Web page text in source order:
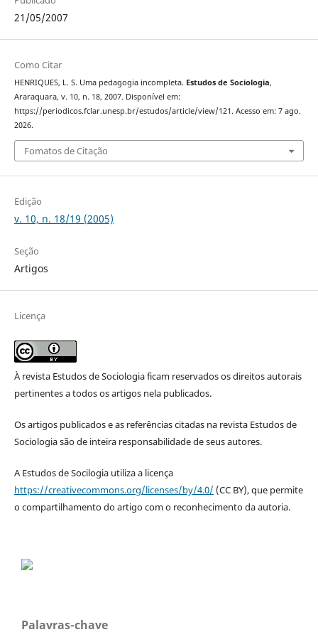
21/05/2007
Como Citar
HENRIQUES, L. S. Uma pedagogia incompleta. Estudos de Sociologia,
Araraquara, v. 10, n. 18, 2007. Disponível em:
https://periodicos.fclar.unesp.br/estudos/article/view/121. Acesso em: 7 ago.
2026.
Fomatos de Citação
Edição
v. 10, n. 18/19 (2005)
Seção
Artigos
Licença
À revista Estudos de Sociologia ficam reservados os direitos autorais
pertinentes a todos os artigos nela publicados.
Os artigos publicados e as referências citadas na revista Estudos de
Sociologia são de inteira responsabilidade de seus autores.
A Estudos de Socilogia utiliza a licença
https://creativecommons.org/licenses/by/4.0/ (CC BY), que permite
o compartilhamento do artigo com o reconhecimento da autoria.
Palavras-chave